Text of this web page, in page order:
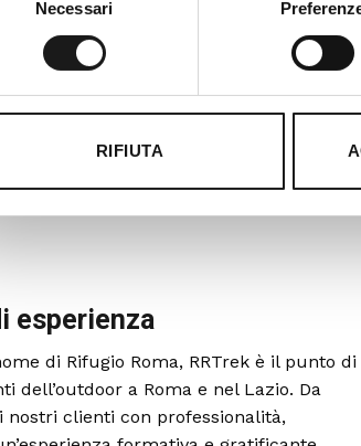
Necessari
RIFIUTA
esperienza
di Rifugio Roma, RRTrek è il punto di
dell’outdoor a Roma e nel Lazio. Da
nostri clienti con professionalità,